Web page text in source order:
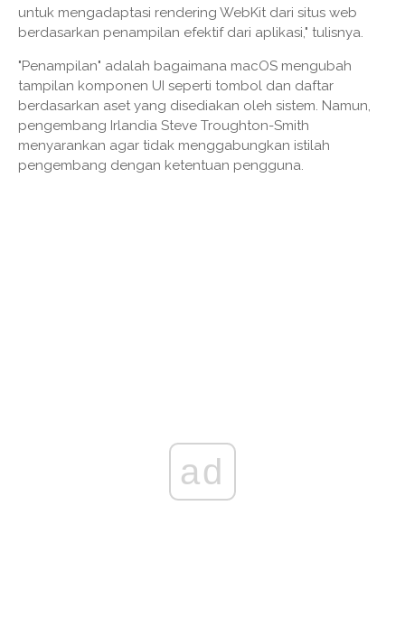
untuk mengadaptasi rendering WebKit dari situs web
berdasarkan penampilan efektif dari aplikasi," tulisnya.
"Penampilan" adalah bagaimana macOS mengubah
tampilan komponen UI seperti tombol dan daftar
berdasarkan aset yang disediakan oleh sistem. Namun,
pengembang Irlandia Steve Troughton-Smith
menyarankan agar tidak menggabungkan istilah
pengembang dengan ketentuan pengguna.
ad